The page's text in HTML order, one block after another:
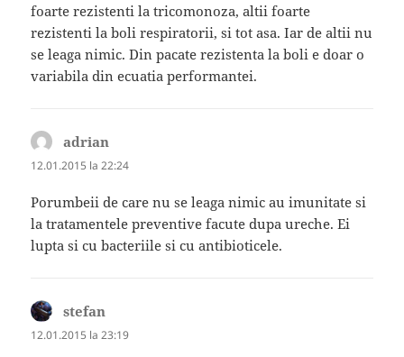
foarte rezistenti la tricomonoza, altii foarte
rezistenti la boli respiratorii, si tot asa. Iar de altii nu
se leaga nimic. Din pacate rezistenta la boli e doar o
variabila din ecuatia performantei.
adrian
12.01.2015 la 22:24
Porumbeii de care nu se leaga nimic au imunitate si
la tratamentele preventive facute dupa ureche. Ei
lupta si cu bacteriile si cu antibioticele.
stefan
12.01.2015 la 23:19